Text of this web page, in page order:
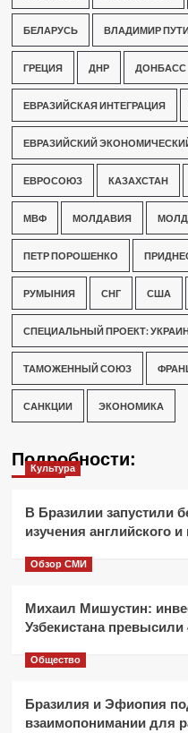
БЕЛАРУСЬ ВЛАДИМИР
ГРЕЦИЯ ДНР ДОНБАСС
ЕВРАЗИЙСКАЯ ИНТЕГРАЦИЯ
ЕВРАЗИЙСКИЙ
ЕВРОСОЮЗ КАЗАХСТАН
МВФ МОЛДАВИЯ
ПЕТР ПОРОШЕНКО
РУМЫНИЯ СНГ США
СПЕЦИАЛЬНЫЙ ПРОЕКТ:
ТАМОЖЕННЫЙ СОЮЗ
САНКЦИИ ЭКОНОМИКА
Подробности:
Культура
В Бразилии запустили
изучения английского
Обзор СМИ
Михаил Мишустин:
Узбекистана превысили
Общество
Бразилия и Эфиопия
взаимопонимании для